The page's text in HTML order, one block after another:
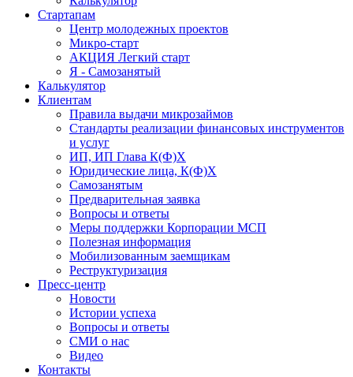
Стартапам
Центр молодежных проектов
Микро-старт
АКЦИЯ Легкий старт
Я - Самозанятый
Калькулятор
Клиентам
Правила выдачи микрозаймов
Стандарты реализации финансовых инструментов
и услуг
ИП, ИП Глава К(Ф)Х
Юридические лица, К(Ф)Х
Самозанятым
Предварительная заявка
Вопросы и ответы
Меры поддержки Корпорации МСП
Полезная информация
Мобилизованным заемщикам
Реструктуризация
Пресс-центр
Новости
Истории успеха
Вопросы и ответы
СМИ о нас
Видео
Контакты